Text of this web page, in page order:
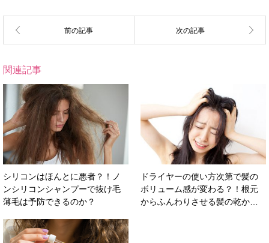
関連記事
シリコンはほんとに悪者？！ノ
ンシリコンシャンプーで抜け毛
薄毛は予防できるのか？
ドライヤーの使い方次第で髪の
ボリューム感が変わる？！根元
からふんわりさせる髪の乾か…